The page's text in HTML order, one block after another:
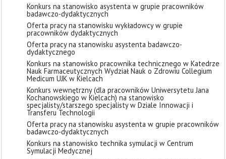
Konkurs na stanowisko asystenta w grupie pracowników
badawczo-dydaktycznych
Oferta pracy na stanowisku wykładowcy w grupie
pracowników dydaktycznych
Oferta pracy na stanowisku asystenta badawczo-
dydaktycznego
Konkurs na stanowisko pracownika technicznego w Katedrze
Nauk Farmaceutycznych Wydział Nauk o Zdrowiu Collegium
Medicum UJK w Kielcach
Konkurs wewnętrzny (dla pracowników Uniwersytetu Jana
Kochanowskiego w Kielcach) na stanowisko
specjalisty/starszego specjalisty w Dziale Innowacji i
Transferu Technologii
Oferta pracy na stanowisku asystenta w grupie pracowników
badawczo-dydaktycznych
Konkurs na stanowisko technika symulacji w Centrum
Symulacji Medycznej